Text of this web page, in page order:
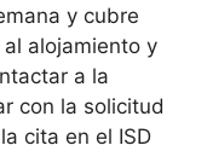
y cubre
alojamiento y
a la
con la solicitud
cita en el ISD